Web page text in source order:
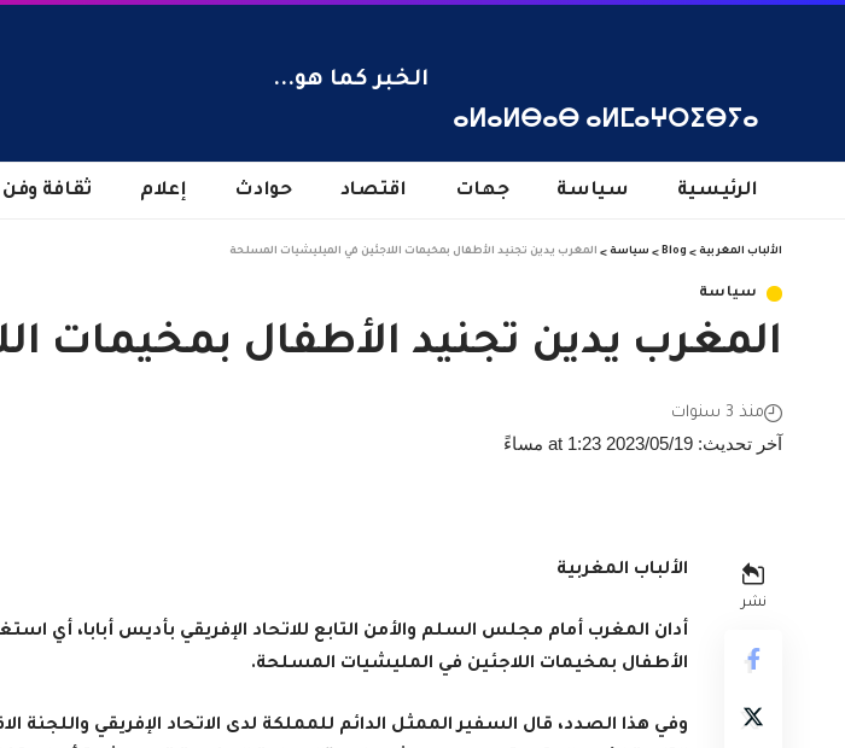
ⴰⵍⴰⵍⴱⴰⴱ ⴰⵍⵎⴰⵖⵔⵉⴱⵢⴰ
الخبر كما هو...
الرئيسية سياسة جهات اقتصاد حوادث إعلام ثقافة وفن
الألباب المغربية >
Blog
> سياسة > المغرب يدين تجنيد الأطفال بمخيمات اللاجئين في الميليشيات المسلحة
سياسة
المغرب يدين تجنيد الأطفال بمخيمات
آخر تحديث: 2023/05/19 at 1:23 مساءً
منذ 3 سنوات
نشر
الألباب المغربية
أدان المغرب أمام مجلس السلم والأمن التابع للاتحاد الإفريقي بأديس أبابا، أي
الأطفال بمخيمات اللاجئين في المليشيات المسلحة.
وفي هذا الصدد، قال السفير الممثل الدائم للمملكة لدى الاتحاد الإفريقي واللجنة